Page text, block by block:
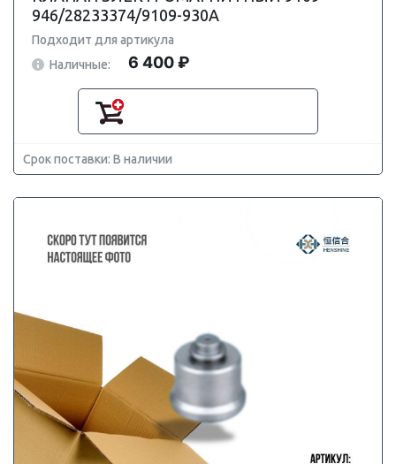
946/28233374/9109-930A
Подходит для артикула
Наличные:
6 400 ₽
Срок поставки: В наличии